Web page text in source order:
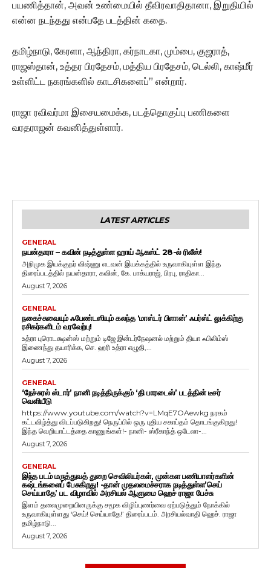
பயணித்தான், அவன் உண்மையில் தீவிரவாதிதானா, இறுதியில்
என்ன நடந்தது என்பதே படத்தின் கதை.
தமிழ்நாடு, கேரளா, ஆந்திரா, கர்நாடகா, மும்பை, குஜராத்,
ராஜஸ்தான், உத்தர பிரதேசம், மத்திய பிரதேசம், டெல்லி, காஷ்மீர்
உள்ளிட்ட நகரங்களில் காடசிகளைப்” என்றார்.
ராஜா ரவிவர்மா இசையமைக்க, படத்தொகுப்பு பணிகளை
வரதராஜன் கவனித்துள்ளார்.
LATEST ARTICLES
GENERAL
நயன்தாரா – கவின் நடித்துள்ள ஹாய் ஆகஸ்ட் 28-ல் ரிலீஸ்!
அறிமுக இயக்குநர் விஷ்ணு எடவன் இயக்கத்தில் உருவாகியுள்ள இந்த
திரைப்படத்தில் நயன்தாரா, கவின், கே. பாக்யராஜ், பிரபு, ராதிகா...
August 7, 2026
GENERAL
நகைச்சுவையும் ஃபேண்டஸியும் கலந்த ‘மாஸ்டர் பிளான்’ ஃபர்ஸ்ட் லுக்கிற்கு
ரசிகர்களிடம் வரவேற்பு!
உத்ரா புரொடக்ஷன்ஸ் மற்றும் டிஜே இன்டர்நேஷனல் மற்றும் தியா ஃபிலிம்ஸ்
இணைந்து தயாரிக்க, செ. ஹரி உத்ரா எழுதி,...
August 7, 2026
GENERAL
‘நேச்சுரல் ஸ்டார்’ நானி நடித்திருக்கும் ‘தி பாரடைஸ்’ படத்தின் டீசர்
வெளியீடு
https://www.youtube.com/watch?v=LMqE7OAewkg நரகம்
கட்டவிழ்த்து விடப்படுகிறது! நெருப்பில் ஒரு புதிய சகாப்தம் தொடங்குகிறது!
இந்த வெறியாட்டத்தை காணுங்கள்!- நானி- ஸ்ரீகாந்த் ஒடேலா-...
August 7, 2026
GENERAL
இந்த படம் மருத்துவத் துறை செவிலியர்கள், முன்கள பணியாளர்களின்
கஷ்டங்களைப் பேசுகிறது! -தான் முதலமைச்சராக நடித்துள்ள’செய்
செய்யாதே’ பட விழாவில் அரசியல் ஆளுமை ஹெச் ராஜா பேச்சு
இளம் தலைமுறையினருக்கு சமூக விழிப்புணர்வை ஏற்படுத்தும் நோக்கில்
உருவாகியுள்ளது ‘செய்! செய்யாதே!’ திரைப்படம். அரசியல்வாதி ஹெச். ராஜா
தமிழ்நாடு...
August 7, 2026